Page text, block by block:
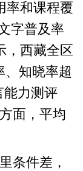
率和课程覆
字普及率
，西藏全区
、知晓率超
能力测评
面，平均
条件差，